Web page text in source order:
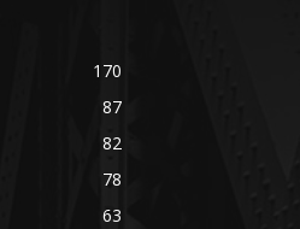
170
87
82
78
63